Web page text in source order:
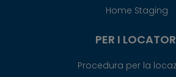
Home Staging
PER I
Procedura per la